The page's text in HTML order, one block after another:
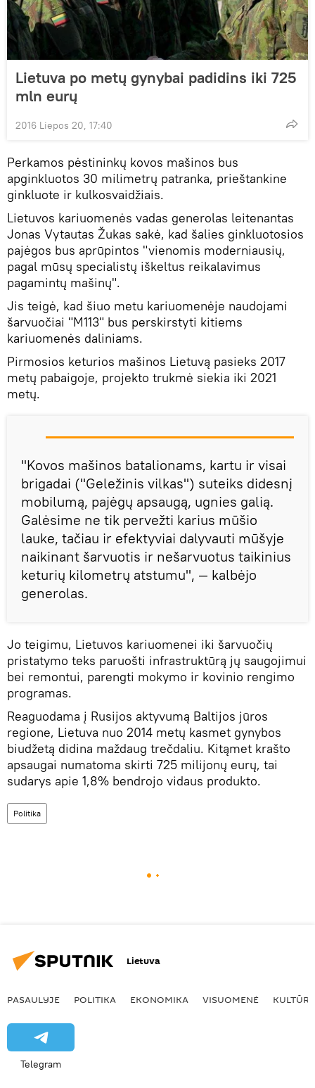
Lietuva po metų gynybai padidins iki 725
mln eurų
2016 Liepos 20, 17:40
Perkamos pėstininkų kovos mašinos bus
apginkluotos 30 milimetrų patranka, prieštankine
ginkluote ir kulkosvaidžiais.
Lietuvos kariuomenės vadas generolas leitenantas
Jonas Vytautas Žukas sakė, kad šalies ginkluotosios
pajėgos bus aprūpintos "vienomis moderniausių,
pagal mūsų specialistų iškeltus reikalavimus
pagamintų mašinų".
Jis teigė, kad šiuo metu kariuomenėje naudojami
šarvuočiai "M113" bus perskirstyti kitiems
kariuomenės daliniams.
Pirmosios keturios mašinos Lietuvą pasieks 2017
metų pabaigoje, projekto trukmė siekia iki 2021
metų.
"Kovos mašinos batalionams, kartu ir visai
brigadai ("Geležinis vilkas") suteiks didesnį
mobilumą, pajėgų apsaugą, ugnies galią.
Galėsime ne tik pervežti karius mūšio
lauke, tačiau ir efektyviai dalyvauti mūšyje
naikinant šarvuotis ir nešarvuotus taikinius
keturių kilometrų atstumu", — kalbėjo
generolas.
Jo teigimu, Lietuvos kariuomenei iki šarvuočių
pristatymo teks paruošti infrastruktūrą jų saugojimui
bei remontui, parengti mokymo ir kovinio rengimo
programas.
Reaguodama į Rusijos aktyvumą Baltijos jūros
regione, Lietuva nuo 2014 metų kasmet gynybos
biudžetą didina maždaug trečdaliu. Kitąmet krašto
apsaugai numatoma skirti 725 milijonų eurų, tai
sudarys apie 1,8% bendrojo vidaus produkto.
Politika
Lietuva
PASAULYJE POLITIKA EKONOMIKA VISUOMENĖ KULTŪRA
Telegram